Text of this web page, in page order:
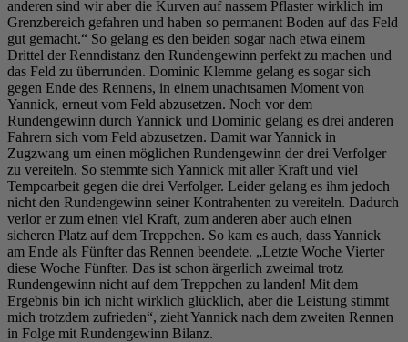
anderen sind wir aber die Kurven auf nassem Pflaster wirklich im
Grenzbereich gefahren und haben so permanent Boden auf das Feld
gut gemacht.“ So gelang es den beiden sogar nach etwa einem
Drittel der Renndistanz den Rundengewinn perfekt zu machen und
das Feld zu überrunden. Dominic Klemme gelang es sogar sich
gegen Ende des Rennens, in einem unachtsamen Moment von
Yannick, erneut vom Feld abzusetzen. Noch vor dem
Rundengewinn durch Yannick und Dominic gelang es drei anderen
Fahrern sich vom Feld abzusetzen. Damit war Yannick in
Zugzwang um einen möglichen Rundengewinn der drei Verfolger
zu vereiteln. So stemmte sich Yannick mit aller Kraft und viel
Tempoarbeit gegen die drei Verfolger. Leider gelang es ihm jedoch
nicht den Rundengewinn seiner Kontrahenten zu vereiteln. Dadurch
verlor er zum einen viel Kraft, zum anderen aber auch einen
sicheren Platz auf dem Treppchen. So kam es auch, dass Yannick
am Ende als Fünfter das Rennen beendete. „Letzte Woche Vierter
diese Woche Fünfter. Das ist schon ärgerlich zweimal trotz
Rundengewinn nicht auf dem Treppchen zu landen! Mit dem
Ergebnis bin ich nicht wirklich glücklich, aber die Leistung stimmt
mich trotzdem zufrieden“, zieht Yannick nach dem zweiten Rennen
in Folge mit Rundengewinn Bilanz.